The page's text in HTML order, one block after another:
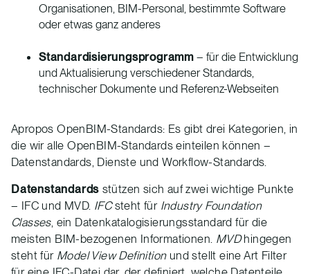
Organisationen, BIM-Personal, bestimmte Software
oder etwas ganz anderes
Standardisierungsprogramm – für die Entwicklung
und Aktualisierung verschiedener Standards,
technischer Dokumente und Referenz-Webseiten
Apropos OpenBIM-Standards: Es gibt drei Kategorien, in
die wir alle OpenBIM-Standards einteilen können –
Datenstandards, Dienste und Workflow-Standards.
Datenstandards stützen sich auf zwei wichtige Punkte
– IFC und MVD. IFCsteht für Industry Foundation
Classes, ein Datenkatalogisierungsstandard für die
meisten BIM-bezogenen Informationen. MVDhingegen
steht für Model View Definitionund stellt eine Art Filter